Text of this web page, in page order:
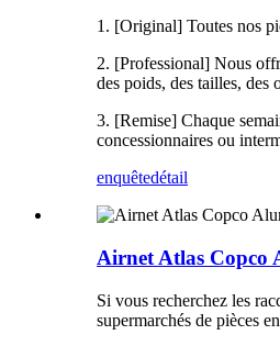
1. [Original] Toutes nos
2. [Professional] Nous
des poids, des tailles, des
3. [Remise] Chaque
concessionnaires ou
enquêtedétail
Airnet Atlas Copco
Si vous recherchez les
supermarchés de pièces